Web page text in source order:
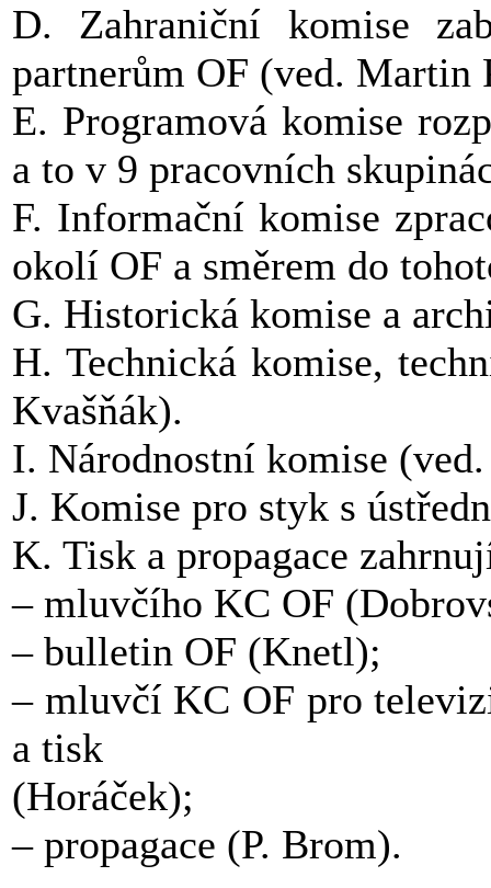
D. Zahraniční komise
partnerům OF (ved. Martin
E. Programová komise
a to v 9 pracovních
F. Informační komise
okolí OF a směrem do
G. Historická komise a
H. Technická komise,
Kvašňák).
I. Národnostní komise
J. Komise pro styk s
K. Tisk a propagace
– mluvčího KC OF
– bulletin OF (Knetl);
– mluvčí KC OF pro
a tisk
(Horáček);
– propagace (P. Brom).